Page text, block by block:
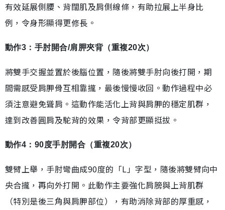
有效延展側腰、背闊肌及肩側線條，有助拉展上半身比
例，令身形顯得更修長。
動作3：手肘開合/肩胛夾背（重複20次）
將雙手交握並置於後腦位置，隨後將雙手肘向後打開，期
間需感受肩胛骨互相靠攏，最後慢慢收回。動作過程中必
須注意避免聳肩。這動作能活化上背與肩胛的穩定肌群，
達到改善圓肩及駝背的效果，令背部更顯挺拔。
動作4：90度手肘開合（重複20次）
雙臂上舉，手肘彎曲成90度的「L」字型，隨後將雙臂向中
央合攏，再向外打開。此動作主要強化肩膀與上背肌群
（特別是後三角與肩胛部位），有助消除背部的厚重感，